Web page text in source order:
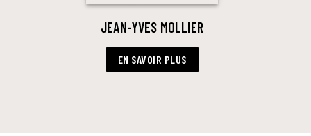
JEAN-YVES MOLLIER
EN SAVOIR PLUS